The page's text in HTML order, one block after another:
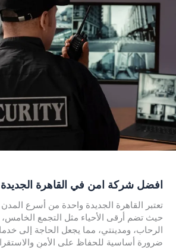
افضل شركة امن في القاهرة الجديدة
تعتبر القاهرة الجديدة واحدة من أسرع
حيث تضم أرقى الأحياء مثل التجمع الخامس،
الرحاب، ومدينتي، مما يجعل الحاجة إلى
ضرورة أساسية للحفاظ على الأمن